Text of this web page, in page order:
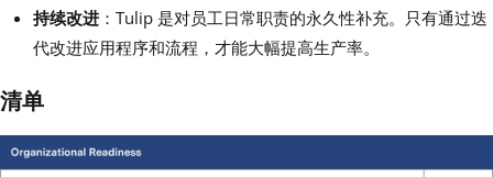
持续改进 ：Tulip 是对员工日常职责的永久性补充。只有通过迭
代改进应用程序和流程，才能大幅提高生产率。
清单